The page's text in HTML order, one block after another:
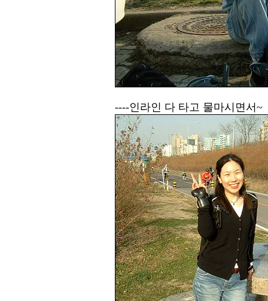
----인라인 다 타고 물마시면서~